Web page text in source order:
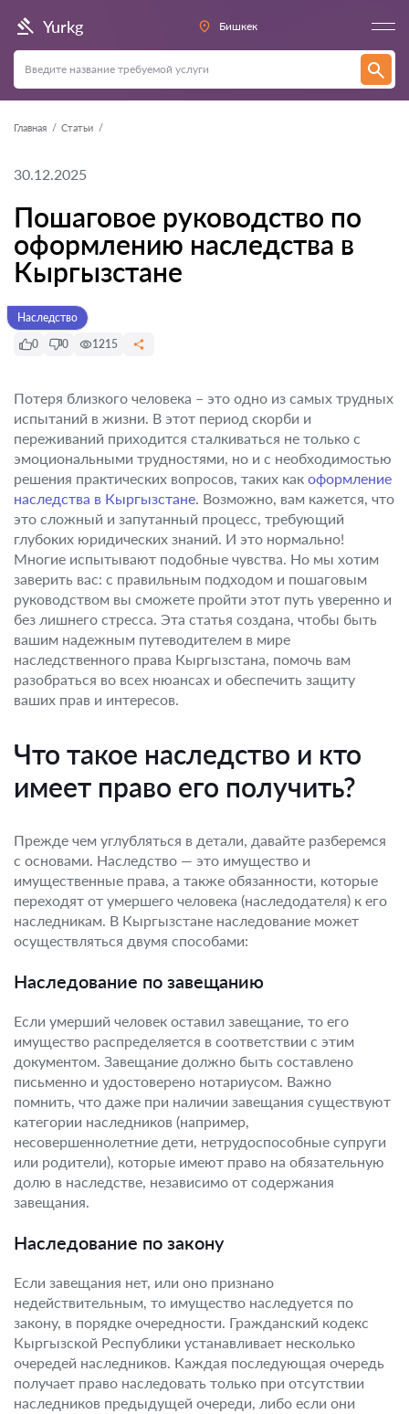
Yurkg Бишкек
Главная Статьи
30.12.2025
Пошаговое руководство по
оформлению наследства в
Кыргызстане
Наследство
0
0 1215
Потеря близкого человека – это одно из самых трудных
испытаний в жизни. В этот период скорби и
переживаний приходится сталкиваться не только с
эмоциональными трудностями, но и с необходимостью
решения практических вопросов, таких как оформление
наследства в Кыргызстане. Возможно, вам кажется, что
это сложный и запутанный процесс, требующий
глубоких юридических знаний. И это нормально!
Многие испытывают подобные чувства. Но мы хотим
заверить вас: с правильным подходом и пошаговым
руководством вы сможете пройти этот путь уверенно и
без лишнего стресса. Эта статья создана, чтобы быть
вашим надежным путеводителем в мире
наследственного права Кыргызстана, помочь вам
разобраться во всех нюансах и обеспечить защиту
ваших прав и интересов.
Что такое наследство и кто
имеет право его получить?
Прежде чем углубляться в детали, давайте разберемся
с основами. Наследство — это имущество и
имущественные права, а также обязанности, которые
переходят от умершего человека (наследодателя) к его
наследникам. В Кыргызстане наследование может
осуществляться двумя способами:
Наследование по завещанию
Если умерший человек оставил завещание, то его
имущество распределяется в соответствии с этим
документом. Завещание должно быть составлено
письменно и удостоверено нотариусом. Важно
помнить, что даже при наличии завещания существуют
категории наследников (например,
несовершеннолетние дети, нетрудоспособные супруги
или родители), которые имеют право на обязательную
долю в наследстве, независимо от содержания
завещания.
Наследование по закону
Если завещания нет, или оно признано
недействительным, то имущество наследуется по
закону, в порядке очередности. Гражданский кодекс
Кыргызской Республики устанавливает несколько
очередей наследников. Каждая последующая очередь
получает право наследовать только при отсутствии
наследников предыдущей очереди, либо если они